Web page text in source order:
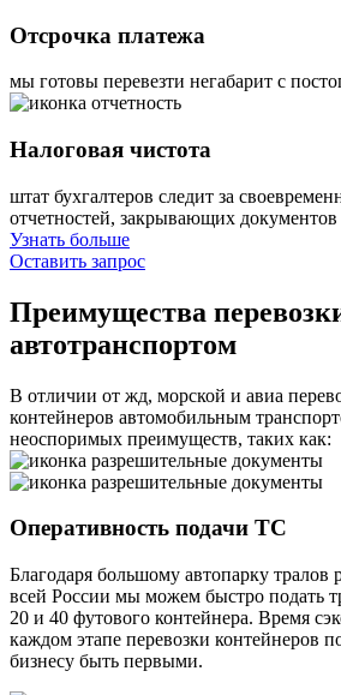
Отсрочка платежа
мы готовы перевезти негабарит с
Налоговая чистота
штат бухгалтеров следит за
отчетностей, закрывающих
Узнать больше
Оставить запрос
Преимущества
автотранспортом
В отличии от жд, морской и авиа
контейнеров автомобильным
неоспоримых преимуществ, таких как:
Оперативность подачи ТС
Благодаря большому автопарку тралов
всей России мы можем быстро подать
20 и 40 футового контейнера. Время
каждом этапе перевозки контейнеров
бизнесу быть первыми.